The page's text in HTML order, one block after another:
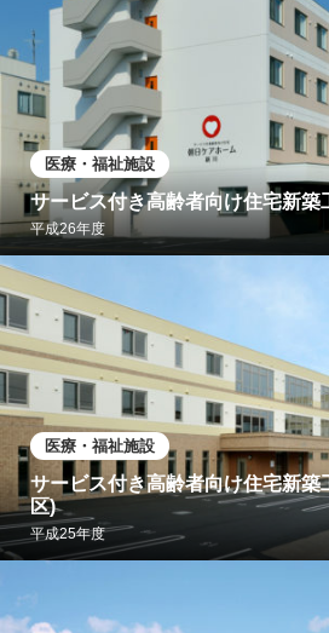
医療・福祉施設
サービス付き高齢者向け住宅新築
平成26年度
医療・福祉施設
サービス付き高齢者向け住宅新築
区)
平成25年度